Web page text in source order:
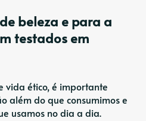
beleza e para a
testados em
vida ético, é importante
além do que consumimos e
usamos no dia a dia.